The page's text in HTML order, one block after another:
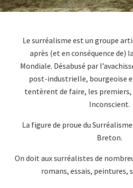
Le surréalisme est un groupe
après (et en conséquence de)
Mondiale. Désabusé par
post-industrielle, bourgeoise
tentèrent de faire, les
Inconscient.
La figure de proue du
Breton.
On doit aux surréalistes de
romans, essais, peintures,